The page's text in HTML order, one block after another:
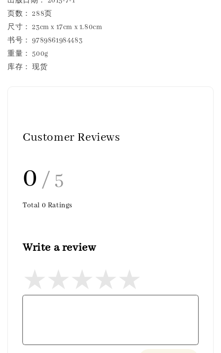
页数： 288页
尺寸： 23cm x 17cm x 1.80cm
书号： 9789861984483
重量： 500g
库存： 现货
Customer Reviews
0 / 5
Total 0 Ratings
Write a review